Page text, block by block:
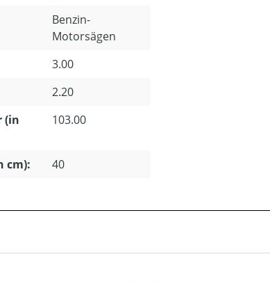
Benzin-
Motorsägen
3.00
2.20
(in
103.00
cm): 40